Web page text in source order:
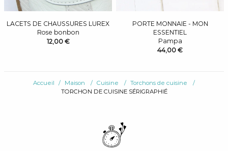
LACETS DE CHAUSSURES LUREX
Rose bonbon
12,00 €
PORTE MONNAIE - MON
ESSENTIEL
Pampa
44,00 €
Accueil Maison Cuisine
Torchons de cuisine
TORCHON DE CUISINE SÉRIGRAPHIÉ